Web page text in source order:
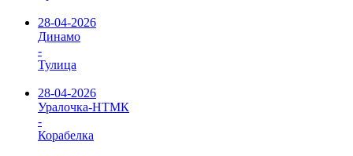
28-04-2026
Динамо
-
Тулица
28-04-2026
Уралочка-НТМК
-
Корабелка